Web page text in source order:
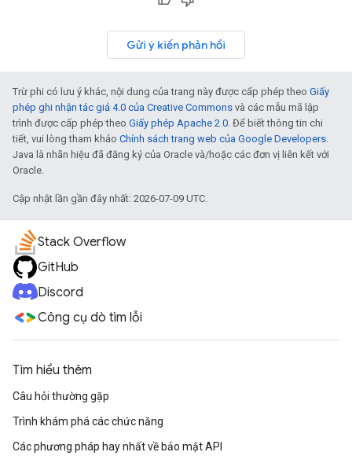
Gửi ý kiến phản hồi
Trừ phi có lưu ý khác, nội dung của trang này được cấp phép theo Giấy
phép ghi nhận tác giả 4.0 của Creative Commons và các mẫu mã lập
trình được cấp phép theo Giấy phép Apache 2.0. Để biết thông tin chi
tiết, vui lòng tham khảo Chính sách trang web của Google Developers.
Java là nhãn hiệu đã đăng ký của Oracle và/hoặc các đơn vị liên kết với
Oracle.
Cập nhật lần gần đây nhất: 2026-07-09 UTC.
Stack Overflow
GitHub
Discord
Công cụ dò tìm lỗi
Tìm hiểu thêm
Câu hỏi thường gặp
Trình khám phá các chức năng
Các phương pháp hay nhất về bảo mật API